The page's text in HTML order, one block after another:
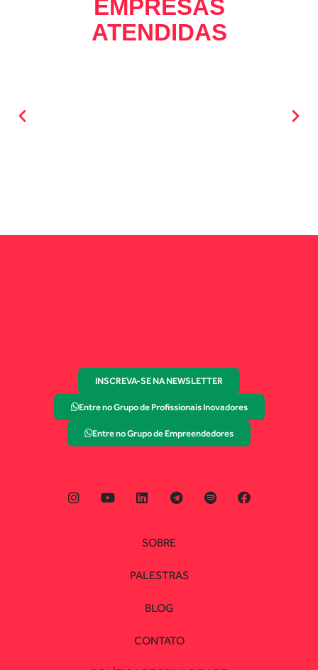
EMPRESAS
ATENDIDAS
INSCREVA-SE NA NEWSLETTER
Entre no Grupo de Profissionais Inovadores
Entre no Grupo de Empreendedores
SOBRE
PALESTRAS
BLOG
CONTATO